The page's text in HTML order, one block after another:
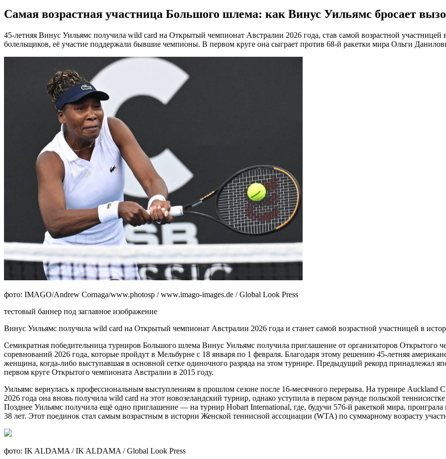
Самая возрастная участница Большого шлема: как Винус Уильямс бросает
45-летняя Винус Уильямс получила wild card на Открытый чемпионат Австралии 2026 года, став самой возрастной участницей
болельщиков, её участие поддержали бывшие чемпионы. В первом круге она сыграет против 68-й ракетки мира Ольги
фото: IMAGO/Andrew Cornaga/www.photosp / www.imago-images.de / Global Look Press
тестовый баннер под заглавное изображение
Винус Уильямс получила wild card на Открытый чемпионат Австралии 2026 года и станет самой возрастной участницей в
Семикратная победительница турниров Большого шлема Винус Уильямс получила приглашение от организаторов Открытого
соревнований 2026 года, которые пройдут в Мельбурне с 18 января по 1 февраля. Благодаря этому решению 45-летняя
женщина, когда-либо выступавшая в основной сетке одиночного разряда на этом турнире. Предыдущий рекорд принадлежал
первом круге Открытого чемпионата Австралии в 2015 году.
Уильямс вернулась к профессиональным выступлениям в прошлом сезоне после 16-месячного перерыва. На турнире Auckland
2026 года она вновь получила wild card на этот новозеландский турнир, однако уступила в первом раунде польской
Позднее Уильямс получила ещё одно приглашение — на турнир Hobart International, где, будучи 576-й ракеткой мира,
38 лет. Этот поединок стал самым возрастным в истории Женской теннисной ассоциации (WTA) по суммарному возрасту
фото: IK ALDAMA / IK ALDAMA / Global Look Press